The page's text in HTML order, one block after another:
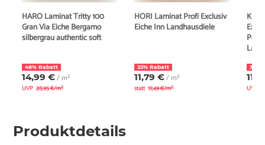
HARO Laminat Tritty 100
Gran Via Eiche Bergamo
silbergrau authentic soft
48% Rabatt
14,99 €/ m²
UVP 28,95 €/m²
HORI Laminat Profi Exclusiv
Eiche Inn Landhausdiele
33% Rabatt
11,79 €/ m²
statt 17,49 €/m²
37%
UVP
Produktdetails